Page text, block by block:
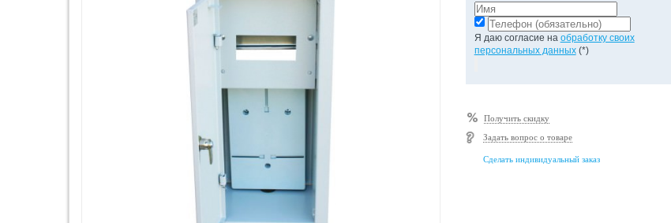
Я даю согласие на обработку своих
персональных данных(*)
Получить скидку
Задать вопрос о товаре
Сделать индивидуальный заказ